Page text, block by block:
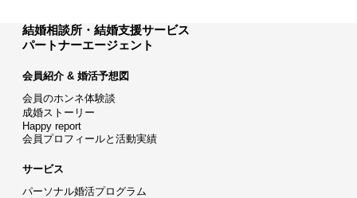
結婚相談所・結婚支援サービス
パートナーエージェント
会員紹介 & 婚活予想図
会員のホンネ体験談
成婚ストーリー
Happy report
会員プロフィールと活動実績
サービス
パーソナル婚活プログラム